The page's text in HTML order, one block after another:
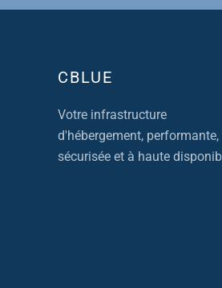
CBLUE
Votre infrastructure
d'hébergement, performante,
sécurisée et à haute